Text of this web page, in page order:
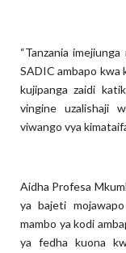
“Tanzania
SADIC ambapo kwa
kujipanga zaidi
vingine uzalishaji
viwango vya
Aidha Profesa
ya bajeti
mambo ya kodi
ya fedha kuona